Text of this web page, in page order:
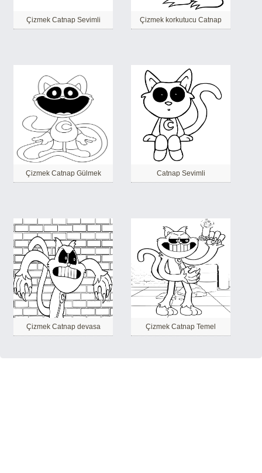
Çizmek Catnap Sevimli Çizmek korkutucu Catnap
Çizmek Catnap Gülmek Catnap Sevimli
Çizmek Catnap devasa Çizmek Catnap Temel